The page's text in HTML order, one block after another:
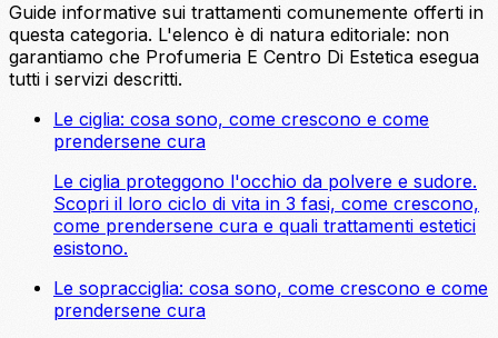
Guide informative sui trattamenti comunemente offerti in
questa categoria. L'elenco è di natura editoriale: non
garantiamo che Profumeria E Centro Di Estetica esegua
tutti i servizi descritti.
Le ciglia: cosa sono, come crescono e come
prendersene cura
Le ciglia proteggono l'occhio da polvere e sudore.
Scopri il loro ciclo di vita in 3 fasi, come crescono,
come prendersene cura e quali trattamenti estetici
esistono.
Le sopracciglia: cosa sono, come crescono e come
prendersene cura